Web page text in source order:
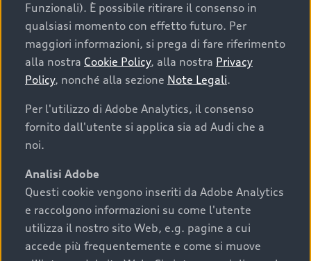
Cosa sapere prima di
acquistare la tua prossima
auto
I requisiti fondamentali da considerare prima di
acquistare un’auto usata, oltre al prezzo e all'aspetto,
chilometraggio: un valore contenuto corrisponde a
uno stato migliore del veicolo e a una maggiore
durata nel tempo;
cronologia dei tagliandi: una documentazione
Funzionali). È possibile ritirare il consenso in
qualsiasi momento con effetto futuro. Per
maggiori informazioni, si prega di fare riferimento
alla nostra Cookie Policy, alla nostra Privacy
Policy, nonché alla sezione Note Legali.
Per l'utilizzo di Adobe Analytics, il consenso
fornito dall'utente si applica sia ad Audi che a
noi.
Analisi Adobe
Questi cookie vengono inseriti da Adobe Analytics
e raccolgono informazioni su come l'utente
utilizza il nostro sito Web, e.g. pagine a cui
accede più frequentemente e come si muove